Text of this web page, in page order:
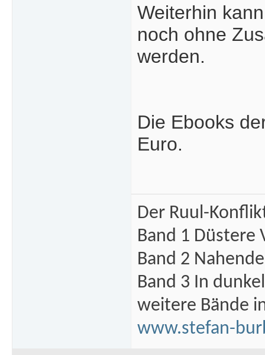
Weiterhin
noch ohne
werden.
Die Ebooks
Euro.
Der Ruul-
Band 1 Düstere
Band 2
Band 3 In
weitere Bände
www.stefan-